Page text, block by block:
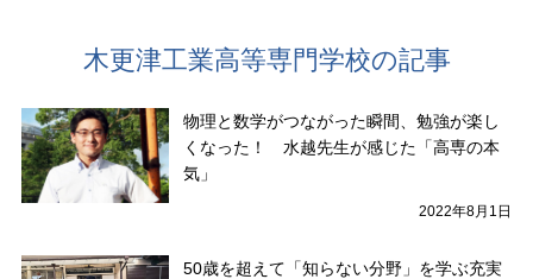
木更津工業高等専門学校の記事
物理と数学がつながった瞬間、勉強が楽し
くなった！ 水越先生が感じた「高専の本
気」
2022年8月1日
50歳を超えて「知らない分野」を学ぶ充実